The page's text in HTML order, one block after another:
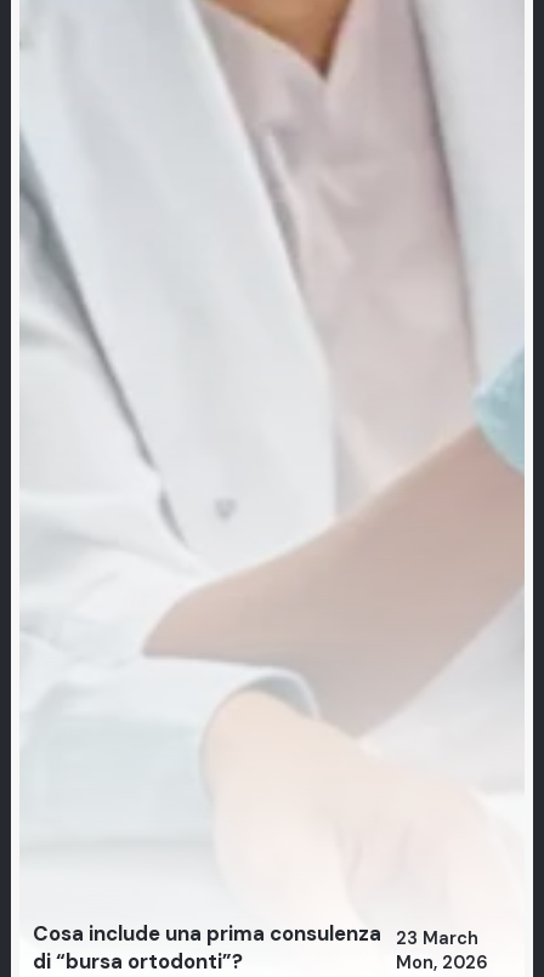
Cosa include una prima consulenza
di “bursa ortodonti”?
23 March
Mon, 2026